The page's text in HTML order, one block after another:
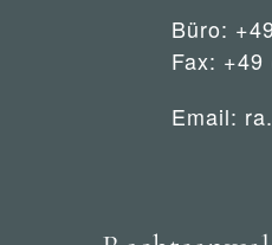
Büro:
Fax:
Email: